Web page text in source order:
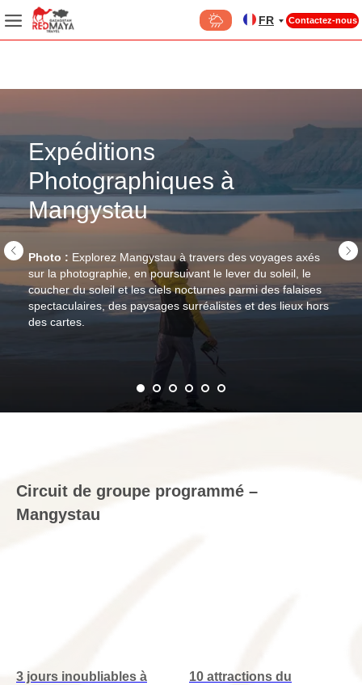
Contactez-nous
FR
Expéditions
Photographiques à
Mangystau
Photo : Explorez Mangystau à travers des voyages axés
sur la photographie, en poursuivant le lever du soleil, le
coucher du soleil et les ciels nocturnes parmi des falaises
spectaculaires, des paysages surréalistes et des lieux hors
des cartes.
Circuit de groupe programmé –
Mangystau
3 jours inoubliables à
10 attractions du